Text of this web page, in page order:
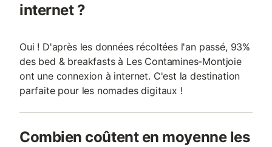
internet ?
Oui ! D'après les données récoltées l'an passé, 93%
des bed & breakfasts à Les Contamines-Montjoie
ont une connexion à internet. C'est la destination
parfaite pour les nomades digitaux !
Combien coûtent en moyenne les